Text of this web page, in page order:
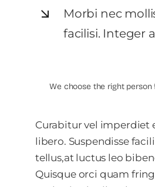
Morbi nec
facilisi. Integer
We choose the right person
Curabitur vel imperdiet
libero. Suspendisse
tellus,at luctus leo
Quisque orci quam